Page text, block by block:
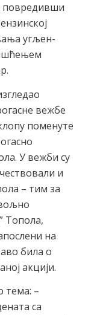
повредивши
угљен-
вежбе
поменуте
У вежби су
и
– тим за
Топола,
на
била о
акцији.
тема: –
са